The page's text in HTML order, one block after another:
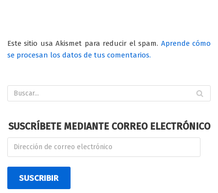
Este sitio usa Akismet para reducir el spam. Aprende cómo
se procesan los datos de tus comentarios.
SUSCRÍBETE MEDIANTE CORREO ELECTRÓNICO
SUSCRIBIR